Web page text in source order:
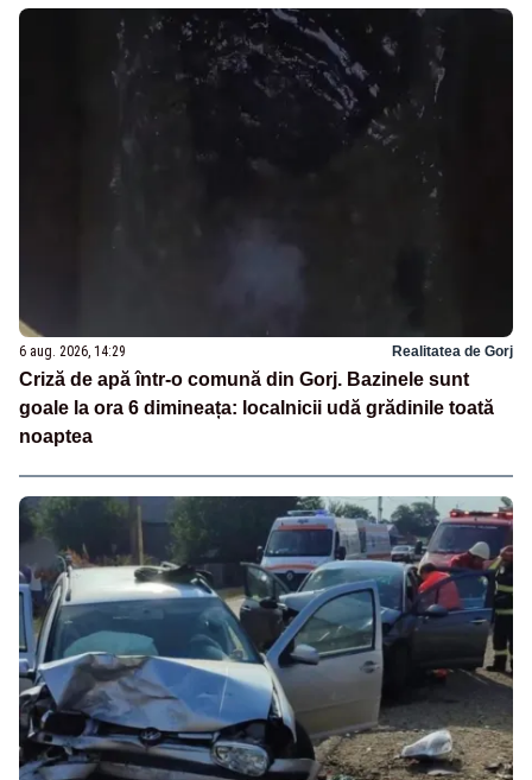
6 aug. 2026, 14:29 Realitatea de Gorj
Criză de apă într-o comună din Gorj. Bazinele sunt
goale la ora 6 dimineața: localnicii udă grădinile toată
noaptea